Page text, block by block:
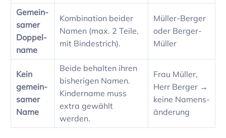
Gemein­
samer
Doppel­
name
Kombi­na­tion beider
Namen (max. 2 Teile,
mit Binde­strich).
Müller-Berger
oder Berger-
Müller
Kein
gemein­
samer
Name
Beide behalten ihren
bishe­rigen Namen.
Kinder­name muss
extra gewählt
werden.
Frau Müller,
Herr Berger →
keine Namens­
än­de­rung